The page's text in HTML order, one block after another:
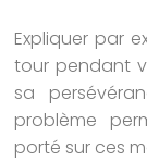
Expliquer par
tour pendant
sa
problème
porté sur ces